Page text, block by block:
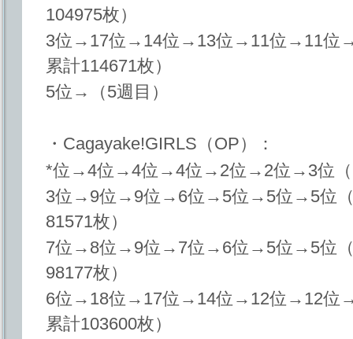
104975枚）
3位→17位→14位→13位→11位→11位
累計114671枚）
5位→（5週目）
・Cagayake!GIRLS（OP）：
*位→4位→4位→4位→2位→2位→3位（1
3位→9位→9位→6位→5位→5位→5位（
81571枚）
7位→8位→9位→7位→6位→5位→5位（
98177枚）
6位→18位→17位→14位→12位→12位
累計103600枚）